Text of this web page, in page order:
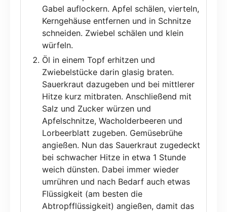
Gabel auflockern. Apfel schälen, vierteln,
Kerngehäuse entfernen und in Schnitze
schneiden. Zwiebel schälen und klein
würfeln.
Öl in einem Topf erhitzen und
Zwiebelstücke darin glasig braten.
Sauerkraut dazugeben und bei mittlerer
Hitze kurz mitbraten. Anschließend mit
Salz und Zucker würzen und
Apfelschnitze, Wacholderbeeren und
Lorbeerblatt zugeben. Gemüsebrühe
angießen. Nun das Sauerkraut zugedeckt
bei schwacher Hitze in etwa 1 Stunde
weich dünsten. Dabei immer wieder
umrühren und nach Bedarf auch etwas
Flüssigkeit (am besten die
Abtropfflüssigkeit) angießen, damit das